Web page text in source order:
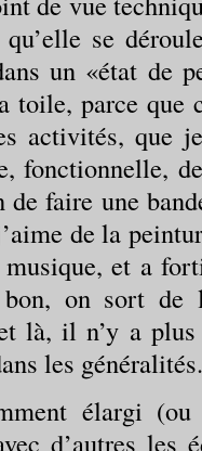
se
un «état de
parce que
activités, que
fonctionnelle,
faire une
de la
et a
on sort de
là, il n’y a
les généralités.
élargi (ou
d’autres